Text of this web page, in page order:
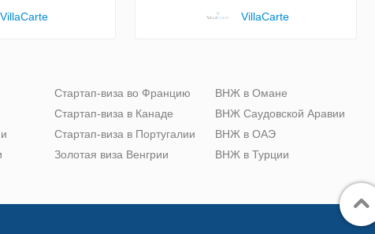
VillaСarte VillaСarte
Стартап-виза во Францию
Стартап-виза в Канаде
Стартап-виза в Португалии
Золотая виза Венгрии
ВНЖ в Омане
ВНЖ Саудовской Аравии
ВНЖ в ОАЭ
ВНЖ в Турции